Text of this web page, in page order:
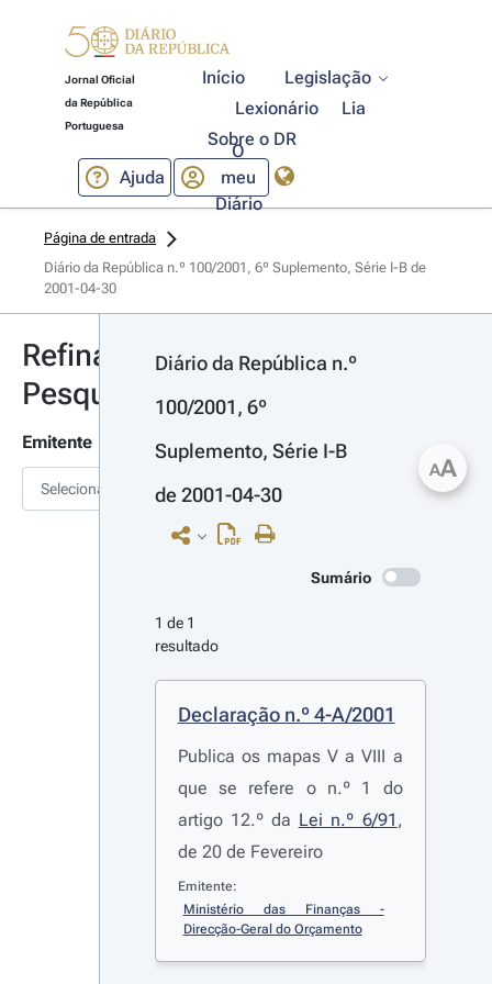
Jornal Oficial
da República
Portuguesa
Início
Legislação
Lexionário
Lia
Sobre o DR
Ajuda
O
meu
Diário
Página de entrada
Diário da República n.º 100/2001, 6º Suplemento, Série I-B de
2001-04-30
Refinar
Pesquisa
Emitente
Selecionar
Diário da República n.º
100/2001, 6º
Suplemento, Série I-B
de 2001-04-30
Sumário
1 de 1
resultado
Declaração n.º 4-A/2001
Publica os mapas V a VIII a
que se refere o n.º 1 do
artigo 12.º da Lei n.º 6/91 ,
de 20 de Fevereiro
Emitente:
Ministério das Finanças -
Direcção-Geral do Orçamento
AA